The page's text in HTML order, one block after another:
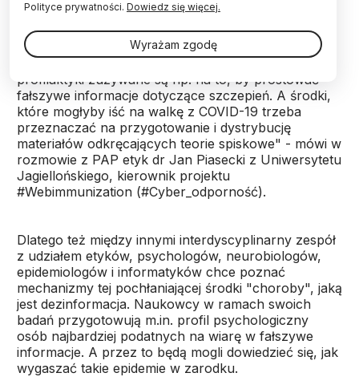
"Walka z fake newsami pochłania mnóstwo
zasobów, które można by było zagospodarować
znacznie efektywniej. Środki, które mogłyby więc
profilaktyki zużywane są np. na to, by prostować
fałszywe informacje dotyczące szczepień. A środki,
które mogłyby iść na walkę z COVID-19 trzeba
przeznaczać na przygotowanie i dystrybucję
materiałów odkręcających teorie spiskowe" - mówi w
rozmowie z PAP etyk dr Jan Piasecki z Uniwersytetu
Jagiellońskiego, kierownik projektu
#Webimmunization (#Cyber_odporność).
Dlatego też między innymi interdyscyplinarny zespół
z udziałem etyków, psychologów, neurobiologów,
epidemiologów i informatyków chce poznać
mechanizmy tej pochłaniającej środki "choroby", jaką
jest dezinformacja. Naukowcy w ramach swoich
badań przygotowują m.in. profil psychologiczny
osób najbardziej podatnych na wiarę w fałszywe
informacje. A przez to będą mogli dowiedzieć się, jak
wygaszać takie epidemie w zarodku.
Polityce prywatności. Dowiedz się więcej.
Wyrażam zgodę